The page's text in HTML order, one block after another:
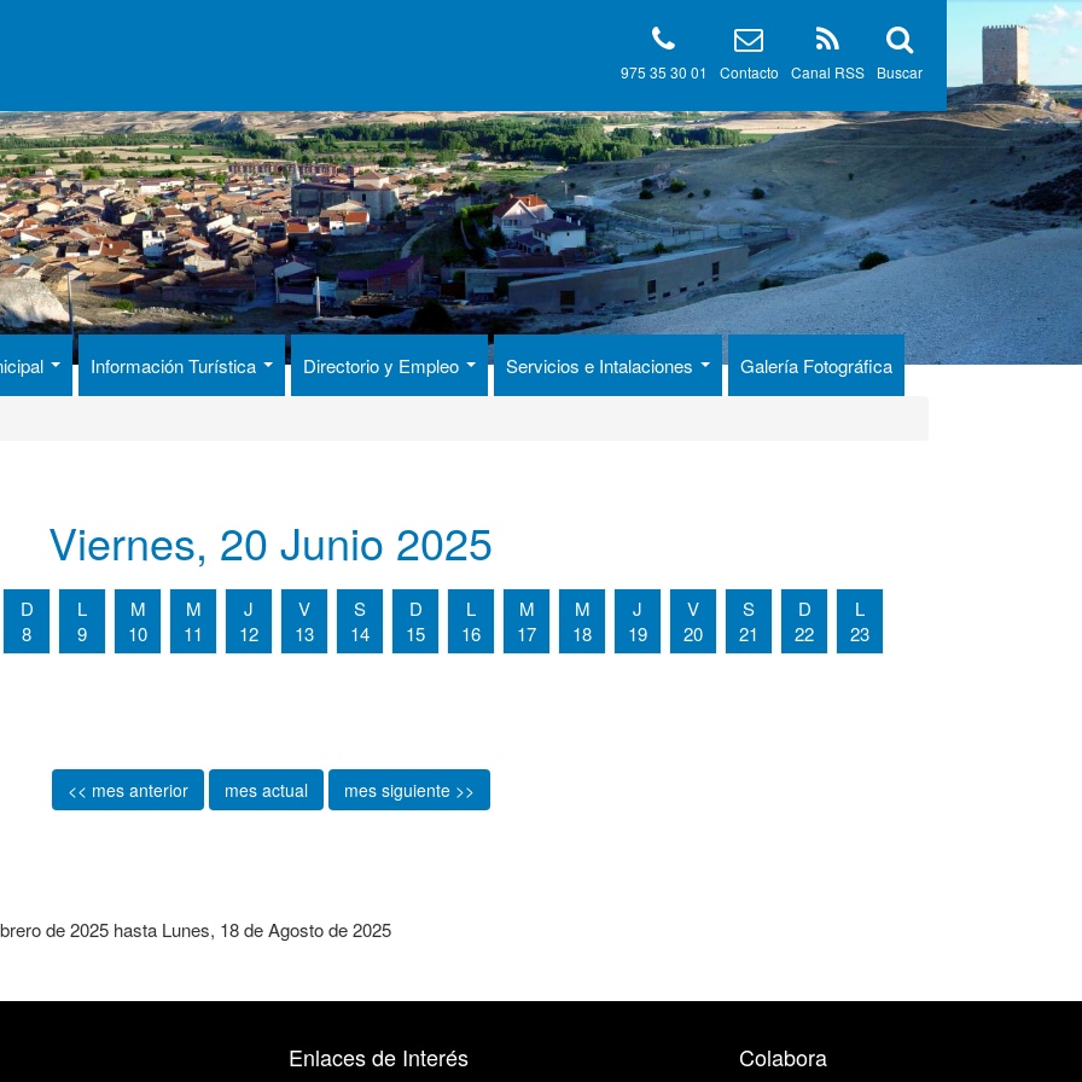
Buscar
Canal RSS
Contacto
975 35 30 01
Información Turística Directorio y Empleo Servicios e Intalaciones Galería Fotográfica
Viernes, 20 Junio 2025
D
8
L
9
M
10
M
11
J
12
V
13
S
14
D
15
L
16
M
17
M
18
J
19
V
20
S
21
D
22
L
23
<< mes anterior mes actual mes siguiente >>
de 2025hasta Lunes, 18 de Agosto de 2025
Enlaces de Interés Colabora